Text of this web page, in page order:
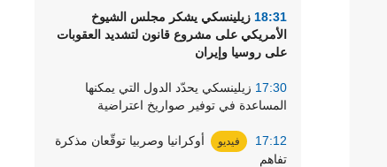
18:31 زيلينسكي يشكر مجلس الشيوخ
الأمريكي على مشروع قانون لتشديد العقوبات
على روسيا وإيران
17:30 زيلينسكي يحدّد الدول التي يمكنها
المساعدة في توفير صواريخ اعتراضية
17:12 فيديو
أوكرانيا وصربيا توقّعان مذكرة
تفاهم